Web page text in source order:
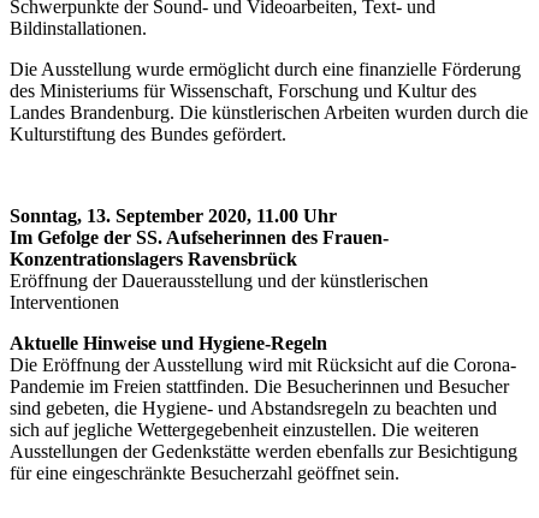
Schwerpunkte der Sound- und Videoarbeiten, Text- und
Bildinstallationen.
Die Ausstellung wurde ermöglicht durch eine finanzielle Förderung
des Ministeriums für Wissenschaft, Forschung und Kultur des
Landes Brandenburg. Die künstlerischen Arbeiten wurden durch die
Kulturstiftung des Bundes gefördert.
Sonntag, 13. September 2020, 11.00 Uhr
Im Gefolge der SS. Aufseherinnen des Frauen-
Konzentrationslagers Ravensbrück
Eröffnung der Dauerausstellung und der künstlerischen
Interventionen
Aktuelle Hinweise und Hygiene-Regeln
Die Eröffnung der Ausstellung wird mit Rücksicht auf die Corona-
Pandemie im Freien stattfinden. Die Besucherinnen und Besucher
sind gebeten, die Hygiene- und Abstandsregeln zu beachten und
sich auf jegliche Wettergegebenheit einzustellen. Die weiteren
Ausstellungen der Gedenkstätte werden ebenfalls zur Besichtigung
für eine eingeschränkte Besucherzahl geöffnet sein.